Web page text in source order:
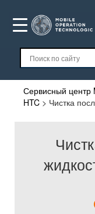
Сервисный центр
HTC > Чистка